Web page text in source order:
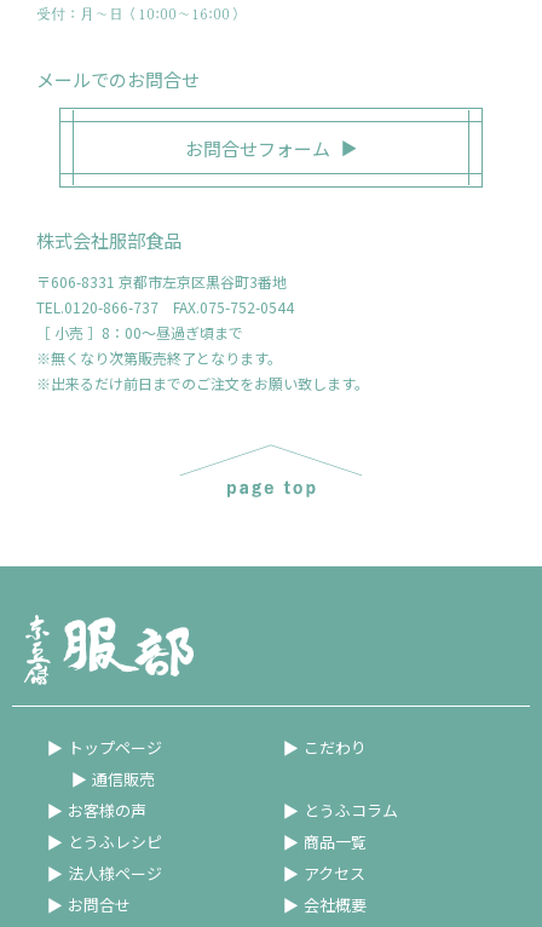
受付：月〜日（10:00～16:00）
メールでのお問合せ
お問合せフォーム
株式会社服部食品
〒606-8331 京都市左京区黒谷町3番地
TEL.0120-866-737 FAX.075-752-0544
［ 小売 ］8：00～昼過ぎ頃まで
※無くなり次第販売終了となります。
※出来るだけ前日までのご注文をお願い致します。
トップページ
こだわり
通信販売
お客様の声
とうふコラム
とうふレシピ
商品一覧
法人様ページ
アクセス
お問合せ
会社概要